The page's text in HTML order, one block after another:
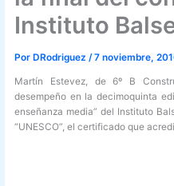
Instituto
Por DRodriguez/7 noviembre,
Martín Estevez, de 6º B
desempeño en la decimoquinta
enseñanza media” del Instituto
“UNESCO”, el certificado que